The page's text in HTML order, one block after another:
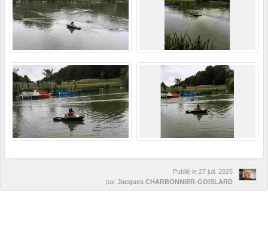
Publié le 27 juil. 2025
par Jacques CHARBONNIER-GOISLARD